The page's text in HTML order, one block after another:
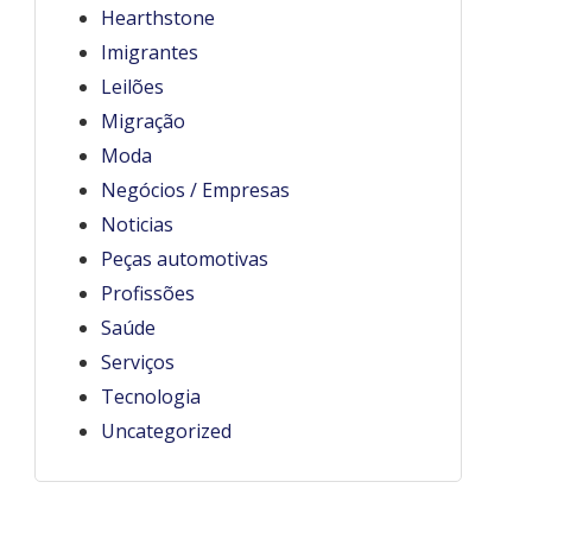
Hearthstone
Imigrantes
Leilões
Migração
Moda
Negócios / Empresas
Noticias
Peças automotivas
Profissões
Saúde
Serviços
Tecnologia
Uncategorized